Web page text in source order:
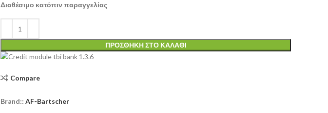
Διαθέσιμο κατόπιν παραγγελίας
ΠΡΟΣΘΉΚΗ ΣΤΟ ΚΑΛΆΘΙ
Compare
Brand:: AF-Bartscher